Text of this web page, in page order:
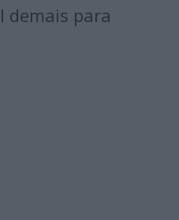
demais para